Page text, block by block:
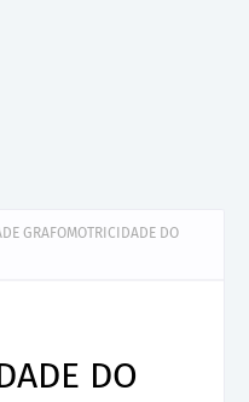
GRAFOMOTRICIDADE DO
DO